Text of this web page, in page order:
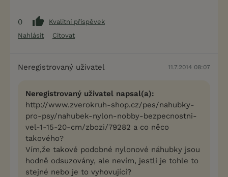
0
Kvalitní příspěvek
Nahlásit
Citovat
Neregistrovaný uživatel 11.7.2014 08:07
Neregistrovaný uživatel napsal(a):
http://www.zverokruh-shop.cz/pes/nahubky-
pro-psy/nahubek-nylon-nobby-bezpecnostni-
vel-1-15-20-cm/zbozi/79282 a co něco
takového?
Vím,že takové podobné nylonové náhubky jsou
hodně odsuzovány, ale nevím, jestli je tohle to
stejné nebo je to vyhovující?